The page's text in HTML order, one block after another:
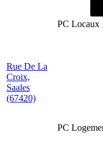
PC Locaux
Rue De La
Croix,
Saales
(67420)
PC